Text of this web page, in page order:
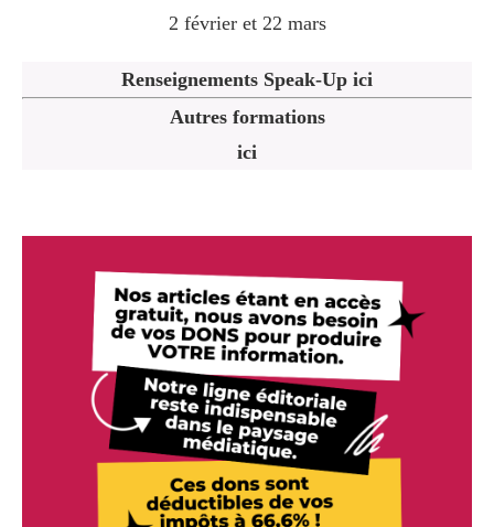
2 février et 22 mars
Renseignements Speak-Up ici
Autres formations
ici